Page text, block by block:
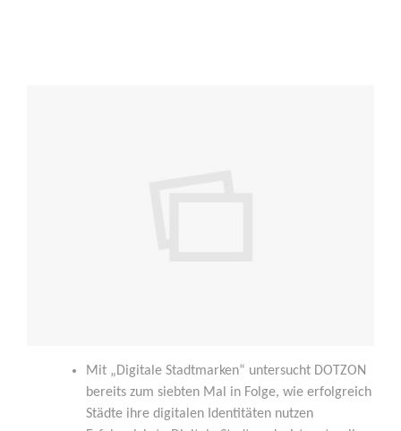
Mit „Digi­ta­le Stadt­mar­ken“ unter­sucht DOTZON
bereits zum sieb­ten Mal in Fol­ge, wie erfolg­reich
Städ­te ihre digi­ta­len Iden­ti­tä­ten nutzen